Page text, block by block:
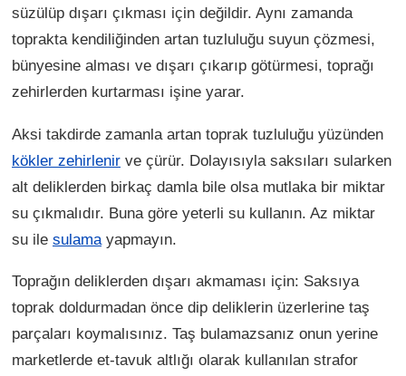
süzülüp dışarı çıkması için değildir. Aynı zamanda
toprakta kendiliğinden artan tuzluluğu suyun çözmesi,
bünyesine alması ve dışarı çıkarıp götürmesi, toprağı
zehirlerden kurtarması işine yarar.
Aksi takdirde zamanla artan toprak tuzluluğu yüzünden
kökler zehirlenir ve çürür. Dolayısıyla saksıları sularken
alt deliklerden birkaç damla bile olsa mutlaka bir miktar
su çıkmalıdır. Buna göre yeterli su kullanın. Az miktar
su ile sulama yapmayın.
Toprağın deliklerden dışarı akmaması için: Saksıya
toprak doldurmadan önce dip deliklerin üzerlerine taş
parçaları koymalısınız. Taş bulamazsanız onun yerine
marketlerde et-tavuk altlığı olarak kullanılan strafor